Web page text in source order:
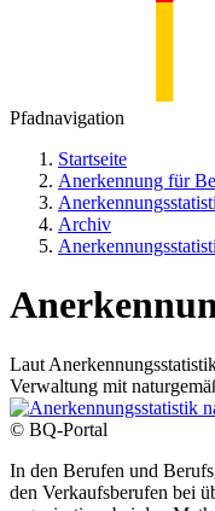
Pfadnavigation
Startseite
Anerkennung für
Archiv
Laut
Verwaltung mit
© BQ-Portal
In den Berufen und
den Verkaufsberufen bei